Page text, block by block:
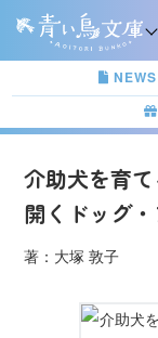
NEWS
介助犬を育
開くドッグ
著：大塚 敦子